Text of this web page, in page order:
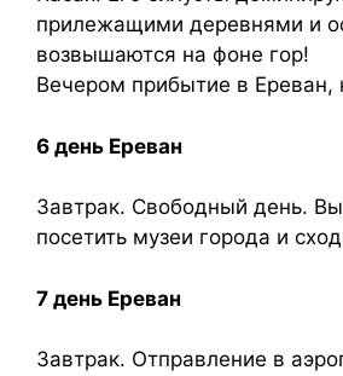
прилежащими деревнями и
возвышаются на фоне гор!
Вечером прибытие в Ереван,
6 день Ереван
Завтрак. Свободный день.
посетить музеи города и
7 день Ереван
Завтрак. Отправление в